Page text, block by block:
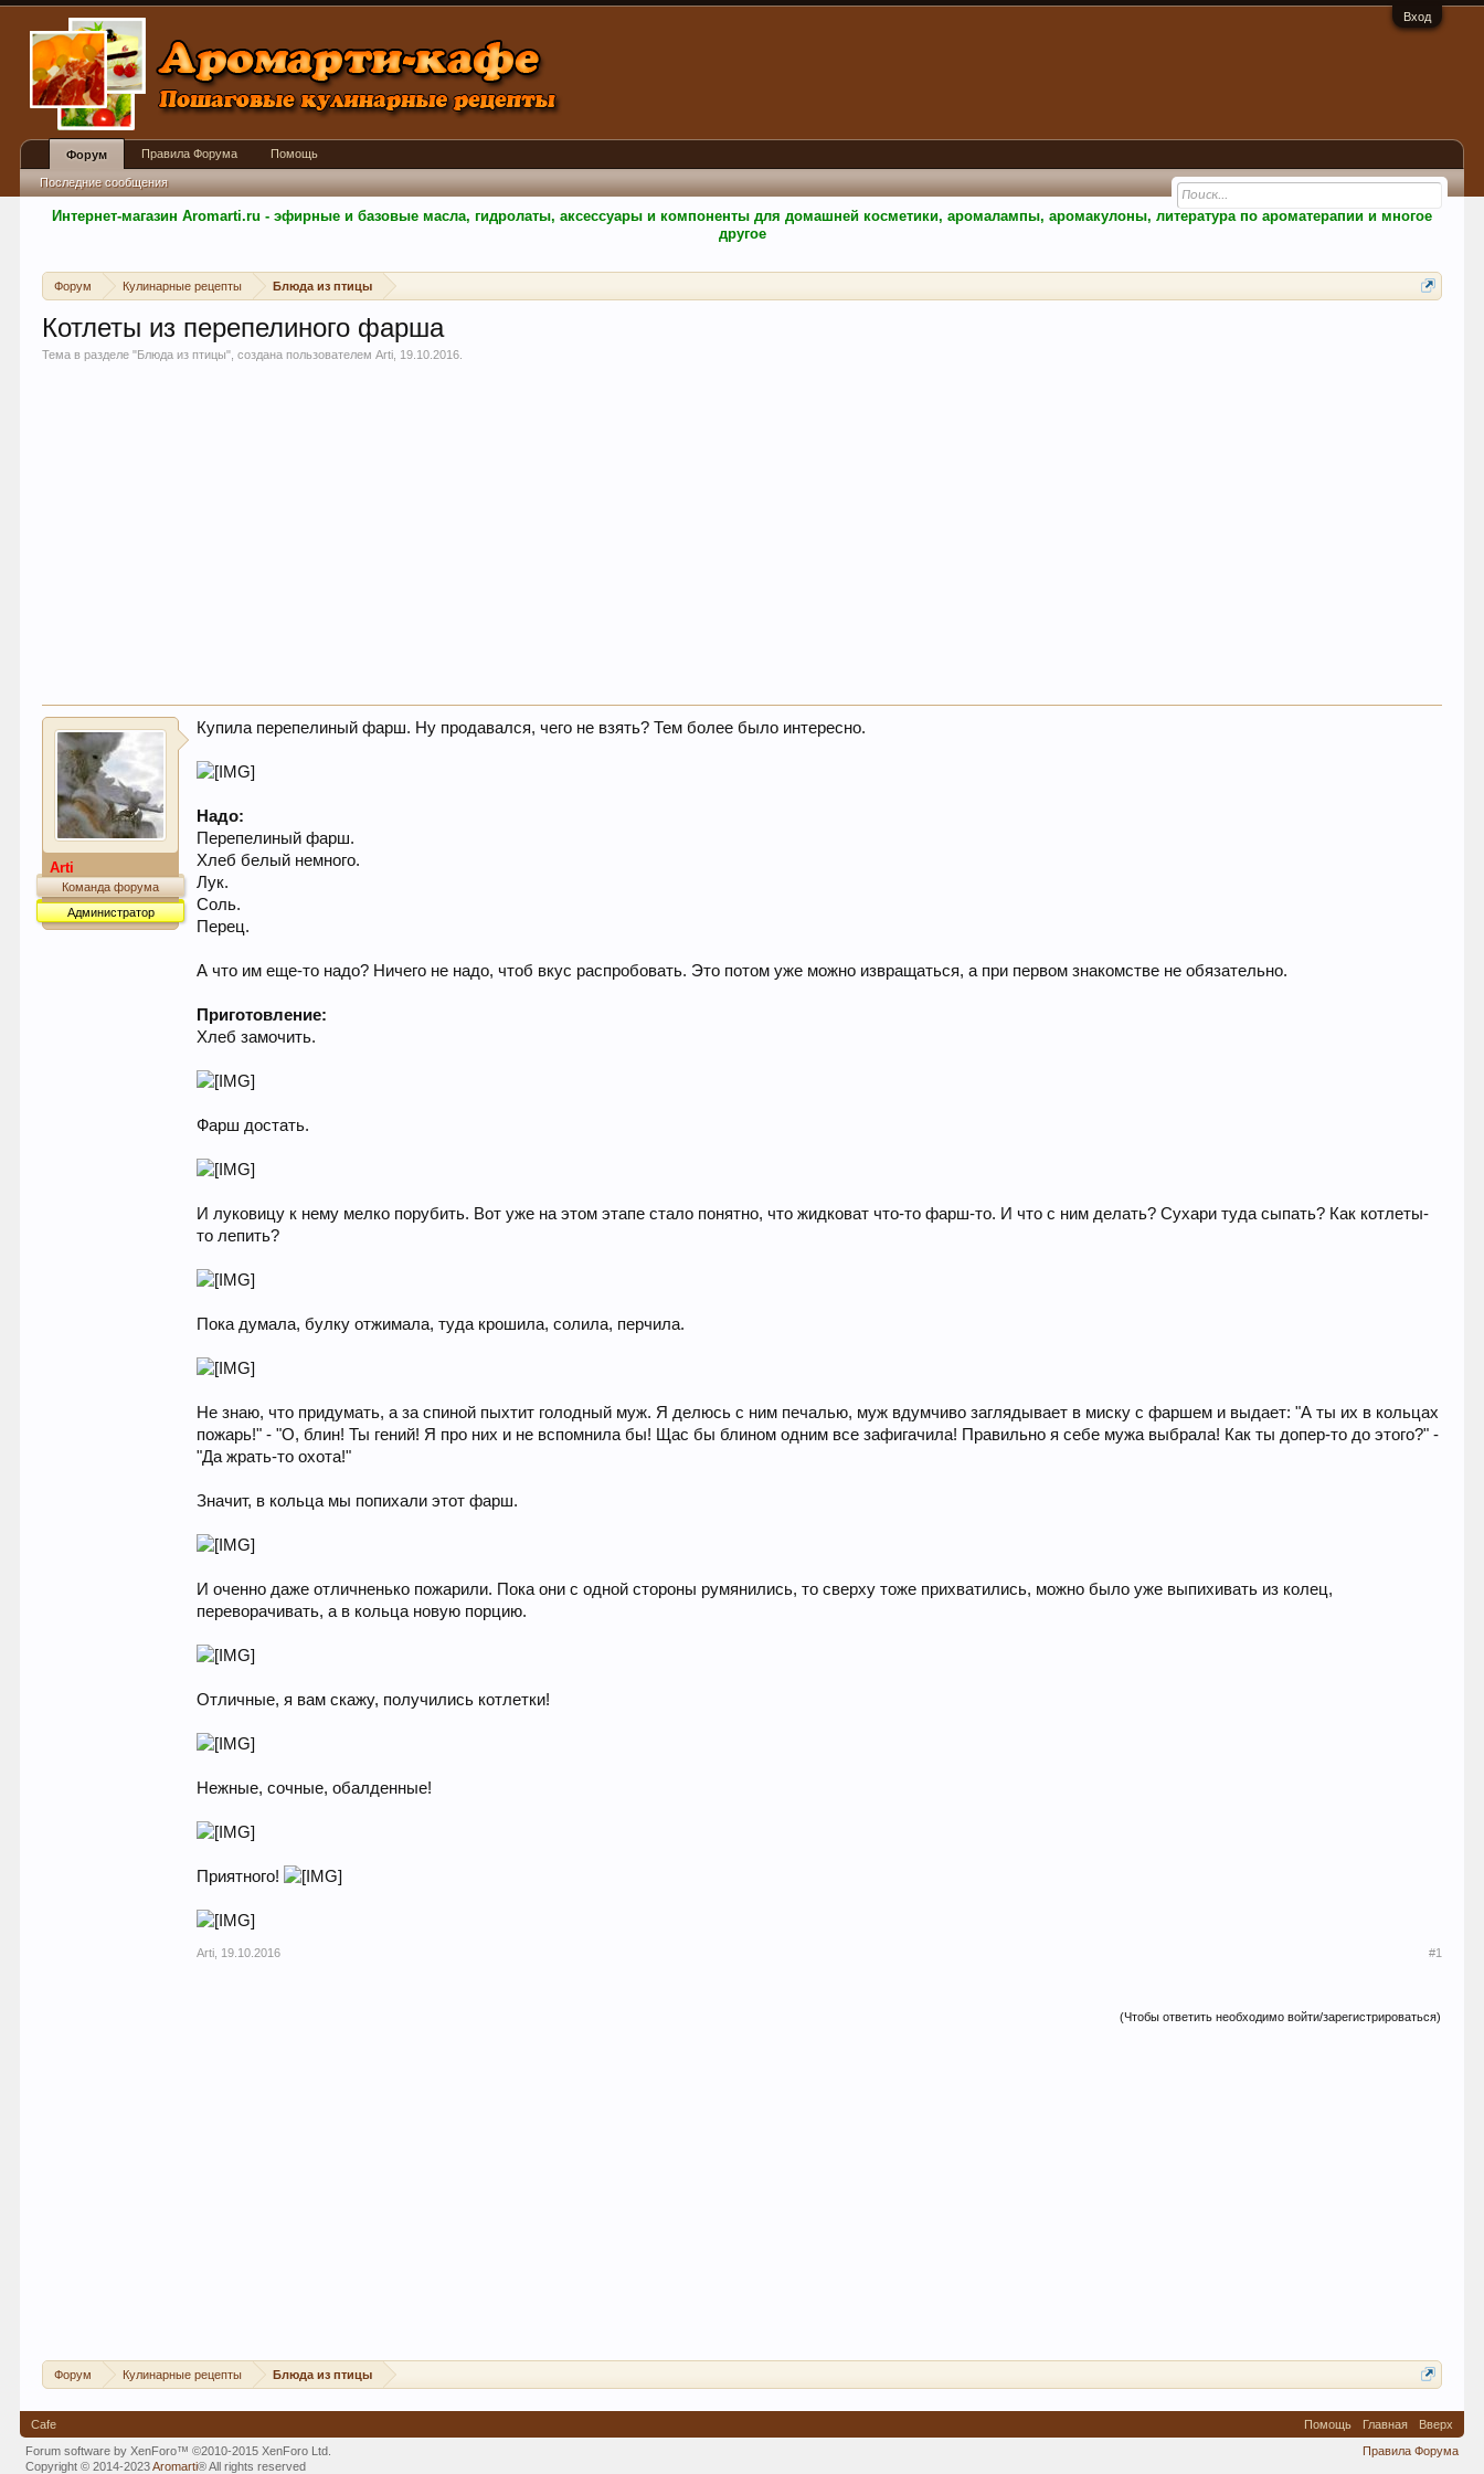
Вход
Интернет-магазин Aromarti.ru - эфирные и базовые масла, гидролаты, аксессуары и компоненты для домашней косметики, аромалампы, аромакулоны, литература по ароматерапии и многое
другое
Форум Кулинарные рецепты Блюда из птицы
Котлеты из перепелиного фарша
Тема в разделе "Блюда из птицы", создана пользователемArti 19.10.2016
Arti
Команда форума
Администратор
Купила перепелиный фарш. Ну продавался, чего не взять? Тем более было интересно.
Надо:
Перепелиный фарш.
Хлеб белый немного.
Лук.
Соль.
Перец.
А что им еще-то надо? Ничего не надо, чтоб вкус распробовать. Это потом уже можно извращаться, а при первом знакомстве не обязательно.
Приготовление:
Хлеб замочить.
Фарш достать.
И луковицу к нему мелко порубить. Вот уже на этом этапе стало понятно, что жидковат что-то фарш-то. И что с ним делать? Сухари туда сыпать? Как котлеты-
то лепить?
Пока думала, булку отжимала, туда крошила, солила, перчила.
Не знаю, что придумать, а за спиной пыхтит голодный муж. Я делюсь с ним печалью, муж вдумчиво заглядывает в миску с фаршем и выдает: "А ты их в кольцах
пожарь!" - "О, блин! Ты гений! Я про них и не вспомнила бы! Щас бы блином одним все зафигачила! Правильно я себе мужа выбрала! Как ты допер-то до этого?" -
"Да жрать-то охота!"
Значит, в кольца мы попихали этот фарш.
И оченно даже отличненько пожарили. Пока они с одной стороны румянились, то сверху тоже прихватились, можно было уже выпихивать из колец,
переворачивать, а в кольца новую порцию.
Отличные, я вам скажу, получились котлетки!
Нежные, сочные, обалденные!
Приятного!
Arti 19.10.2016 #1
(Чтобы ответить необходимо войти/зарегистрироваться)
Форум Кулинарные рецепты Блюда из птицы
Форум
Последние сообщения
Правила Форума Помощь
Cafe Помощь Главная
Вверх
Правила Форума
Forum software by XenForo™©2010-2015 XenForo Ltd.
Copyright © 2014-2023Aromarti®All rights reserved